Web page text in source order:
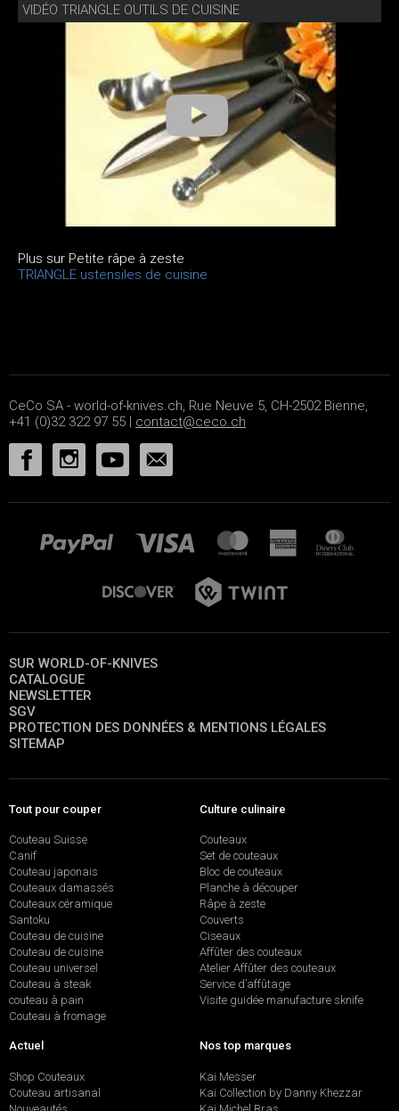
VIDÉO TRIANGLE OUTILS DE CUISINE
Plus sur Petite râpe à zeste
TRIANGLE ustensiles de cuisine
CeCo SA - world-of-knives.ch, Rue Neuve 5, CH-2502 Bienne,
+41 (0)32 322 97 55 | contact@ceco.ch
SUR WORLD-OF-KNIVES
CATALOGUE
NEWSLETTER
SGV
PROTECTION DES DONNÉES & MENTIONS LÉGALES
SITEMAP
Tout pour couper
Couteau Suisse
Canif
Couteau japonais
Couteaux damassés
Couteaux céramique
Santoku
Couteau de cuisine
Couteau de cuisine
Couteau universel
Couteau à steak
couteau à pain
Couteau à fromage
Culture culinaire
Couteaux
Set de couteaux
Bloc de couteaux
Planche à découper
Râpe à zeste
Couverts
Ciseaux
Affûter des couteaux
Atelier Affûter des couteaux
Service d’affûtage
Visite guidée manufacture sknife
Actuel
Shop Couteaux
Couteau artisanal
Nos top marques
Kai Messer
Kai Collection by Danny Khezzar